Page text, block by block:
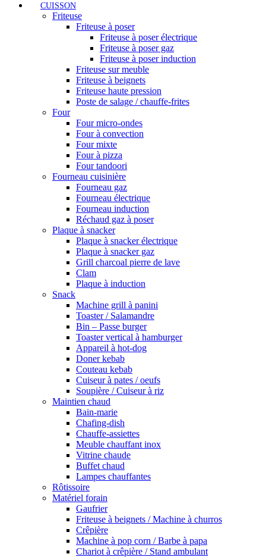
CUISSON
Friteuse
Friteuse à poser
Friteuse à poser électrique
Friteuse à poser gaz
Friteuse à poser induction
Friteuse sur meuble
Friteuse à beignets
Friteuse haute pression
Poste de salage / chauffe-frites
Four
Four micro-ondes
Four à convection
Four mixte
Four à pizza
Four tandoori
Fourneau cuisinière
Fourneau gaz
Fourneau électrique
Fourneau induction
Réchaud gaz à poser
Plaque à snacker
Plaque à snacker électrique
Plaque à snacker gaz
Grill charcoal pierre de lave
Clam
Plaque à induction
Snack
Machine grill à panini
Toaster / Salamandre
Bin – Passe burger
Toaster vertical à hamburger
Appareil à hot-dog
Doner kebab
Couteau kebab
Cuiseur à pates / oeufs
Soupière / Cuiseur à riz
Maintien chaud
Bain-marie
Chafing-dish
Chauffe-assiettes
Meuble chauffant inox
Vitrine chaude
Buffet chaud
Lampes chauffantes
Rôtissoire
Matériel forain
Gaufrier
Friteuse à beignets / Machine à churros
Crêpière
Machine à pop corn / Barbe à papa
Chariot à crêpière / Stand ambulant